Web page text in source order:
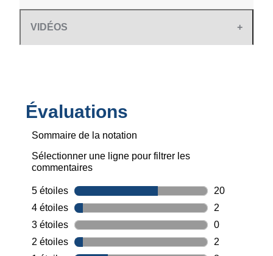
VIDÉOS